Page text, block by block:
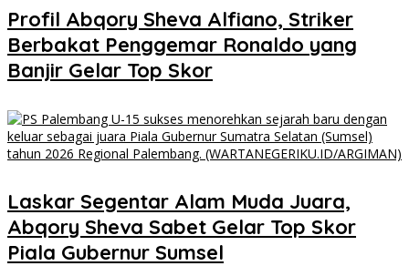
Profil Abqory Sheva Alfiano, Striker
Berbakat Penggemar Ronaldo yang
Banjir Gelar Top Skor
Laskar Segentar Alam Muda Juara,
Abqory Sheva Sabet Gelar Top Skor
Piala Gubernur Sumsel